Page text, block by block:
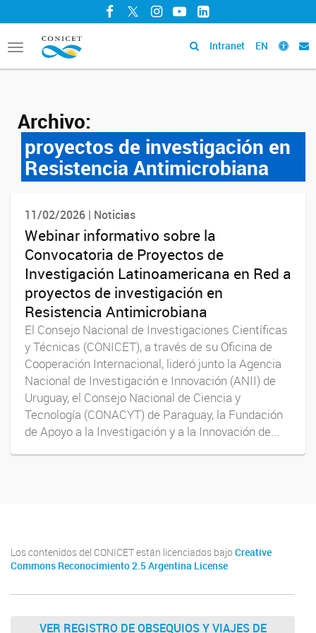
Facebook
TwitterInstagram
YouTubeLinkedIn
Toggle
navigation
Intranet EN
Archivo:
proyectos de investigación en
Resistencia Antimicrobiana
11/02/2026 | Noticias
Webinar informativo sobre la
Convocatoria de Proyectos de
Investigación Latinoamericana en Red a
proyectos de investigación en
Resistencia Antimicrobiana
El Consejo Nacional de Investigaciones Científicas
y Técnicas (CONICET), a través de su Oficina de
Cooperación Internacional, lideró junto la Agencia
Nacional de Investigación e Innovación (ANII) de
Uruguay, el Consejo Nacional de Ciencia y
Tecnología (CONACYT) de Paraguay, la Fundación
de Apoyo a la Investigación y a la Innovación de...
Los contenidos del CONICET están licenciados bajo Creative
Commons Reconocimiento 2.5 Argentina License
VER REGISTRO DE OBSEQUIOS Y VIAJES DE